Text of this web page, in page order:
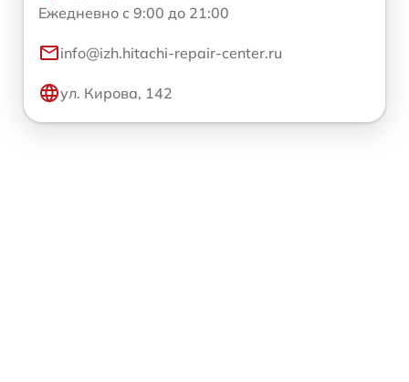
Ежедневно с 9:00 до 21:00
info@izh.hitachi-repair-center.ru
ул. Кирова, 142